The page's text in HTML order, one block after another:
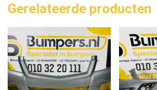
Gerelateerde producten